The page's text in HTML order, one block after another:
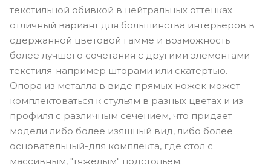
текстильной обивкой в нейтральных оттенках
отличный вариант для большинства интерьеров в
сдержанной цветовой гамме и возможность
более лучшего сочетания с другими элементами
текстиля-например шторами или скатертью.
Опора из металла в виде прямых ножек может
комплектоваться к стульям в разных цветах и из
профиля с различным сечением, что придает
модели либо более изящный вид, либо более
основательный-для комплекта, где стол с
массивным, "тяжелым" подстольем.